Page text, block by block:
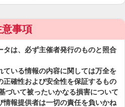
意事項
は、必ず主催者発行のものと照合
いる情報の内容に関しては万全を
確性および安全性を保証するもの
づいて被ったいかなる損害について
情報提供者は一切の責任を負いかね